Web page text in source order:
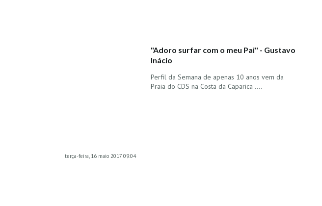
terça-feira, 16 maio 2017 09:04
"Adoro surfar com o meu Pai" - Gustavo
Inácio
Perfil da Semana de apenas 10 anos vem da
Praia do CDS na Costa da Caparica ....